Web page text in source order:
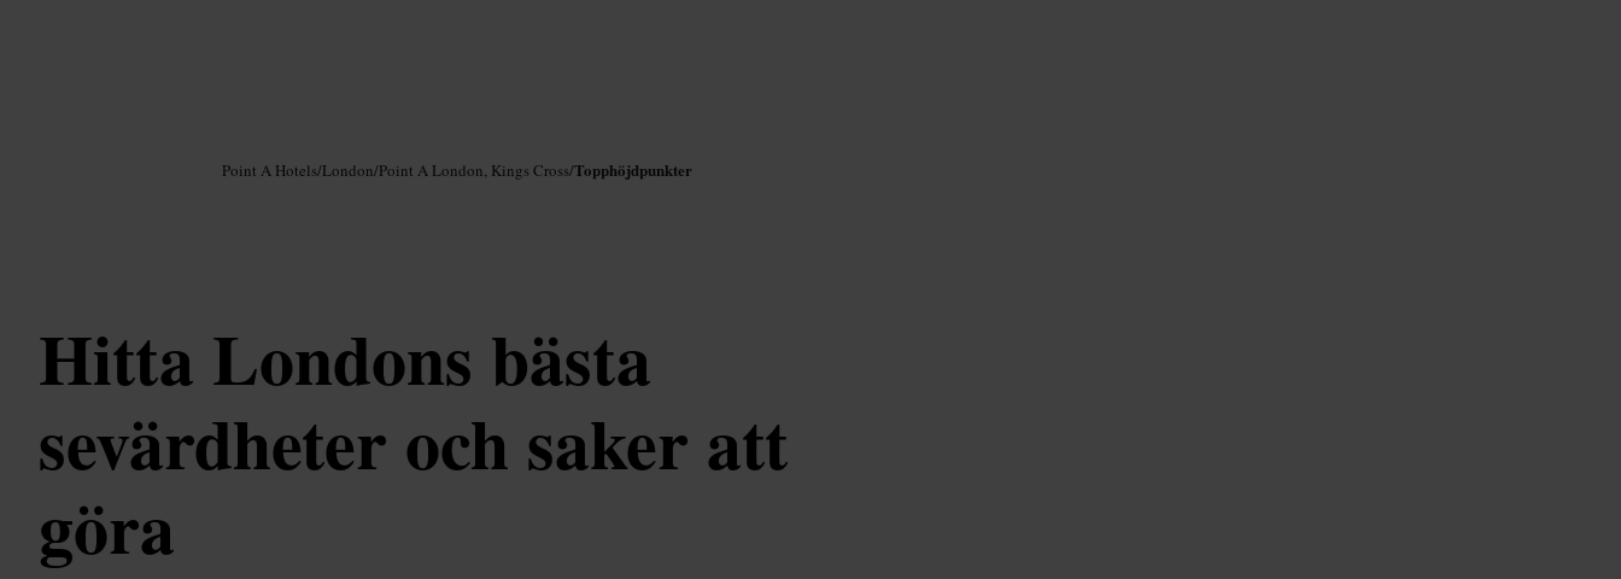
Point A Hotels/London/Point A London, Kings Cross/Topphöjdpunkter
Hitta Londons bästa
sevärdheter och saker att
göra